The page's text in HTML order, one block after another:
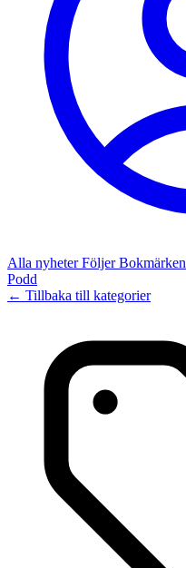
Alla nyheterFöljerBokmärken
Podd
← Tillbaka till kategorier